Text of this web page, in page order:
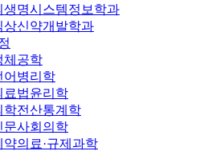
생명시스템정보학과
상신약개발학과
체공학
어병리학
료법윤리학
학전산통계학
문사회의학
약의료·규제과학